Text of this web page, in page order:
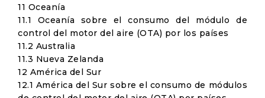
11 Oceanía
11.1 Oceanía sobre el consumo del módulo de
control del motor del aire (OTA) por los países
11.2 Australia
11.3 Nueva Zelanda
12 América del Sur
12.1 América del Sur sobre el consumo de módulos